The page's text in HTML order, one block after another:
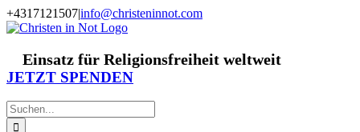
Zum
Inhalt
+4317121507|info@christeninnot.com
Facebook
Instagram
X
Spenden
Newsletter
Einsatz für Religionsfreiheit weltweit
JETZT SPENDEN
Suche
nach: